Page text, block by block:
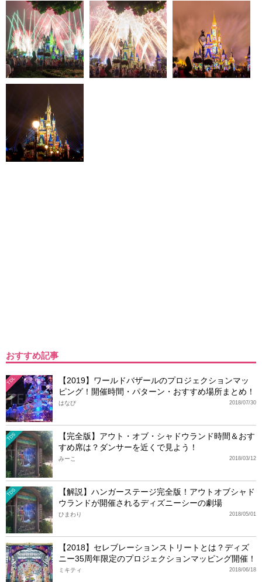
おすすめ記事
TDL
【2019】ワールドバザールのプロジェクションマッ
ピング！開催時間・パターン・おすすめ場所まとめ！
2018/07/30
はなび
TDS
【完全版】アウト・オブ・シャドウランド時間＆おす
すめ席は？ダンサーを近くで見よう！
2018/03/12
みーこ
TDS
【解説】ハンガーステージ完全版！アウトオブシャド
ウランドが開催されるディズニーシーの劇場
2018/05/01
ひまわり
【2018】セレブレーションストリートとは？ディズ
ニー35周年限定のプロジェクションマッピング開催！
2018/06/18
ミキティ